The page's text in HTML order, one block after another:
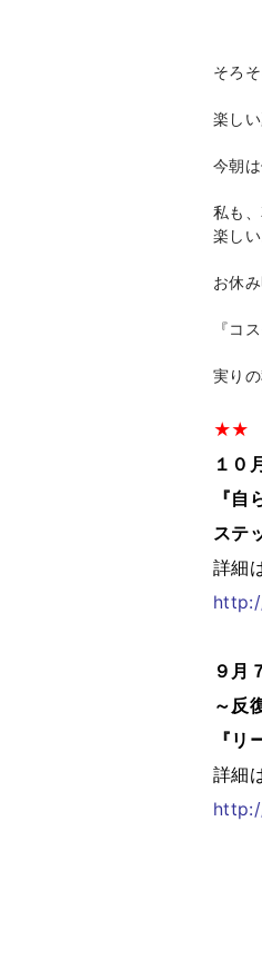
そろ
楽し
今朝
私も
楽し
お休
『コ
実り
★★
１０
『自
ステ
詳細
９月
～反
『リ
詳細